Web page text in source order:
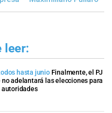
leer:
hasta junio Finalmente, el PJ
no adelantará las elecciones para
autoridades